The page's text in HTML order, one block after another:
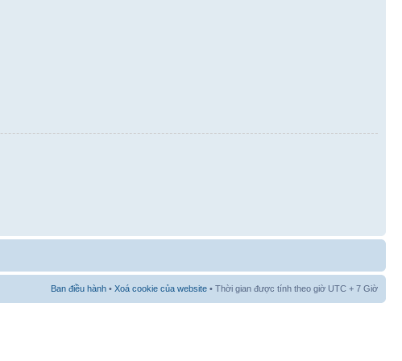
Ban điều hành • Xoá cookie của website • Thời gian được tính theo giờ UTC + 7 Giờ